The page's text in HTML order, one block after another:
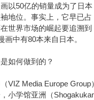
以50亿的销量成为了日本
地位。事实上，它早已占
世界市场的崛起要追溯到
中有80本来自日本。
如何做到的？
VIZ Media Europe Group
小学馆亚洲（